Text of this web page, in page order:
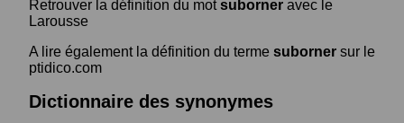
Retrouver la définition du motsuborner avec le
Larousse
A lire également la définition du terme suborner sur le
ptidico.com
Dictionnaire des synonymes